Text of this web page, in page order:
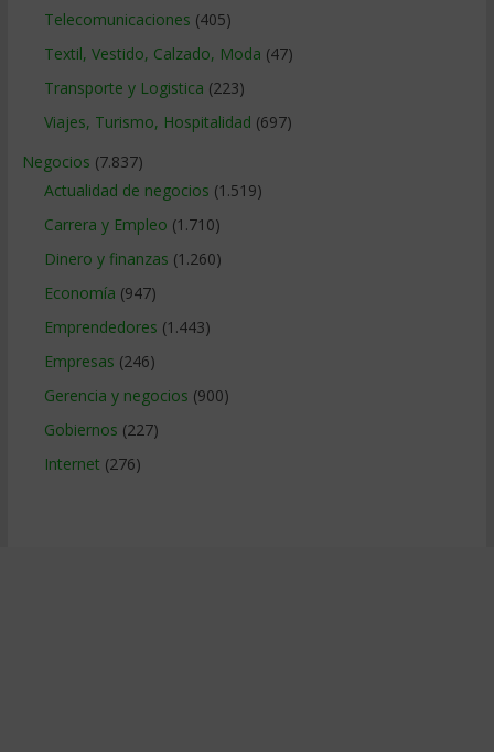
Telecomunicaciones (405)
Textil, Vestido, Calzado, Moda (47)
Transporte y Logistica (223)
Viajes, Turismo, Hospitalidad (697)
Negocios (7.837)
Actualidad de negocios (1.519)
Carrera y Empleo (1.710)
Dinero y finanzas (1.260)
Economía (947)
Emprendedores (1.443)
Empresas (246)
Gerencia y negocios (900)
Gobiernos (227)
Internet (276)